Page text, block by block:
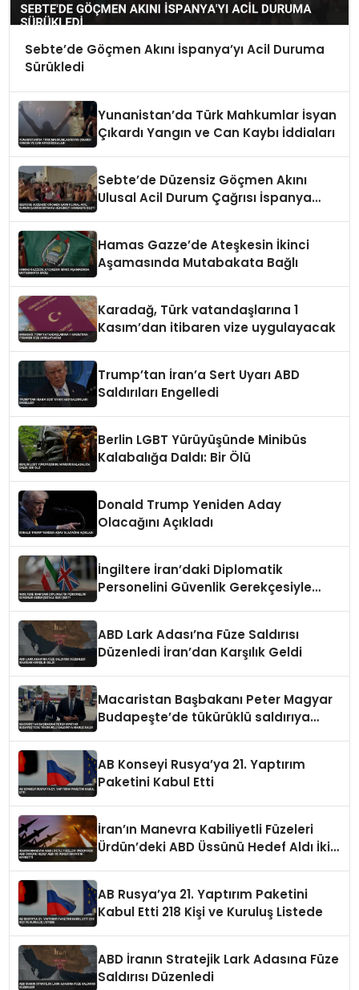
Sebte’de Göçmen Akını İspanya’yı Acil Duruma
Sürükledi
Yunanistan’da Türk Mahkumlar İsyan
Çıkardı Yangın ve Can Kaybı İddiaları
Sebte’de Düzensiz Göçmen Akını
Ulusal Acil Durum Çağrısı İspanya
Hamas Gazze’de Ateşkesin İkinci
Aşamasında Mutabakata Bağlı
Karadağ, Türk vatandaşlarına 1
Kasım’dan itibaren vize uygulayacak
Trump’tan İran’a Sert Uyarı ABD
Saldırıları Engelledi
Berlin LGBT Yürüyüşünde Minibüs
Kalabalığa Daldı: Bir Ölü
Donald Trump Yeniden Aday
Olacağını Açıkladı
İngiltere İran’daki Diplomatik
Personelini Güvenlik Gerekçesiyle
ABD Lark Adası’na Füze Saldırısı
Düzenledi İran’dan Karşılık Geldi
Macaristan Başbakanı Peter Magyar
Budapeşte’de tükürüklü saldırıya
AB Konseyi Rusya’ya 21. Yaptırım
Paketini Kabul Etti
İran’ın Manevra Kabiliyetli Füzeleri
Ürdün’deki ABD Üssünü Hedef Aldı İki
AB Rusya’ya 21. Yaptırım Paketini
Kabul Etti 218 Kişi ve Kuruluş Listede
ABD İranın Stratejik Lark Adasına Füze
Saldırısı Düzenledi